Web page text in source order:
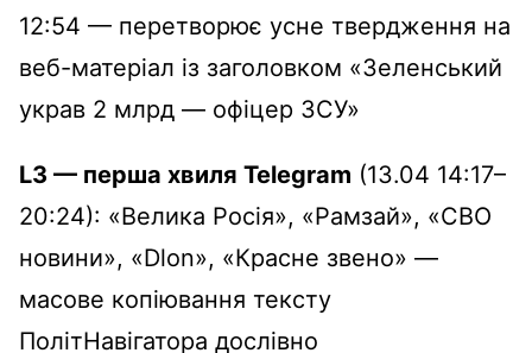
12:54 — перетворює усне твердження на
веб-матеріал із заголовком «Зеленський
украв 2 млрд — офіцер ЗСУ»
L3 — перша хвиля Telegram (13.04 14:17–
20:24): «Велика Росія», «Рамзай», «СВО
новини», «Dlon», «Красне звено» —
масове копіювання тексту
ПолітНавігатора дослівно